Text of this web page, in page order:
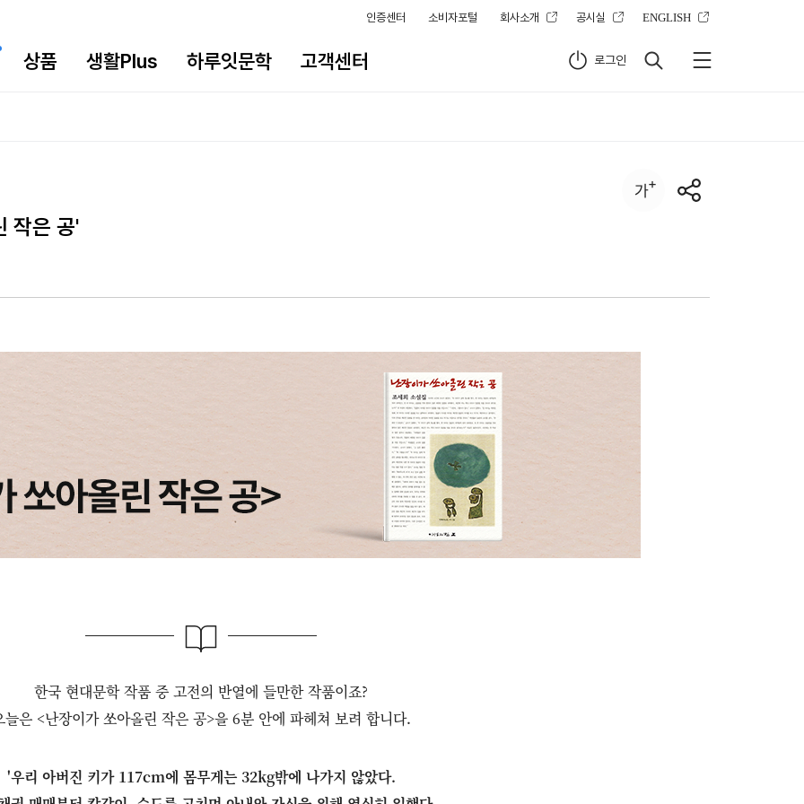
인증센터 소비자포털 회사소개 공시실 ENGLISH
상품 생활Plus 하루잇문학 고객센터 로그인
작은 공'
한국 현대문학 작품 중 고전의 반열에 들만한 작품이죠?
늘은 <난장이가 쏘아올린 작은 공>을 6분 안에 파헤쳐 보려 합니다.
'우리 아버진 키가 117cm에 몸무게는 32kg밖에 나가지 않았다.